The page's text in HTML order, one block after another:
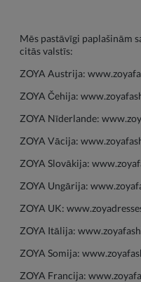
Mēs pastāvīgi paplašinām
citās valstīs:
ZOYA Austrija:
ZOYA Čehija:
ZOYA Nīderlande:
ZOYA Vācija:
ZOYA Slovākija:
ZOYA Ungārija:
ZOYA UK:
ZOYA Itālija:
ZOYA Somija:
ZOYA Francija: